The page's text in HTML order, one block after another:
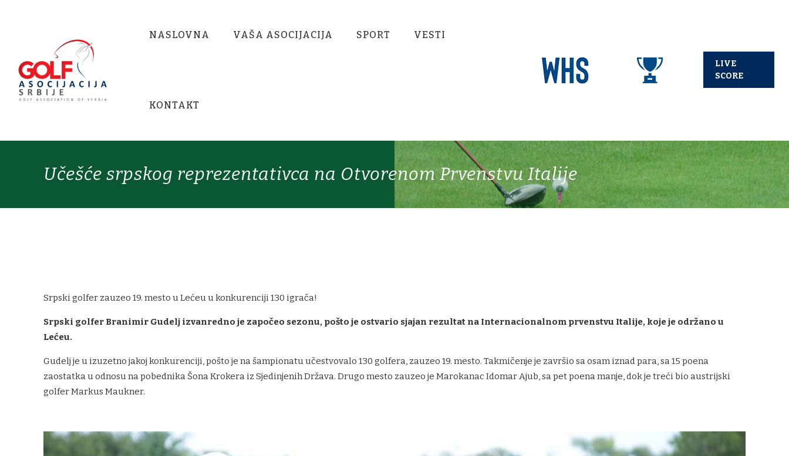
NASLOVNA VAŠA ASOCIJACIJA SPORT VESTI
KONTAKT
LIVE
SCORE
Učešće srpskog reprezentativca na Otvorenom Prvenstvu Italije
Srpski golfer zauzeo 19. mesto u Lećeu u konkurenciji 130 igrača!
Srpski golfer Branimir Gudelj izvanredno je započeo sezonu, pošto je ostvario sjajan rezultat na Internacionalnom prvenstvu Italije, koje je održano u
Lećeu.
Gudelj je u izuzetno jakoj konkurenciji, pošto je na šampionatu učestvovalo 130 golfera, zauzeo 19. mesto. Takmičenje je završio sa osam iznad para, sa 15 poena
zaostatka u odnosu na pobednika Šona Krokera iz Sjedinjenih Država. Drugo mesto zauzeo je Marokanac Idomar Ajub, sa pet poena manje, dok je treći bio austrijski
golfer Markus Maukner.